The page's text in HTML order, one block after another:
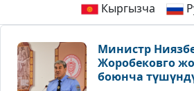
Кыргызча
Министр
Жоробековго
боюнча